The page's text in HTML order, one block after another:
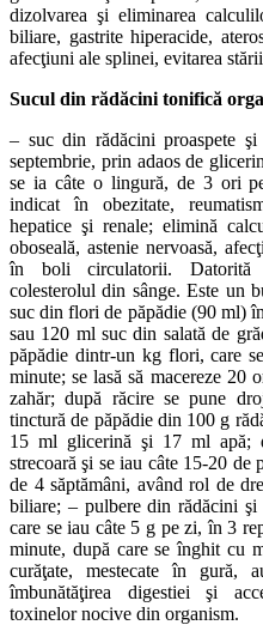
dizolvarea şi eliminarea
biliare, gastrite hiperacide,
afecţiuni ale splinei, evitarea
Sucul din rădăcini tonifică
– suc din rădăcini proaspete
septembrie, prin adaos de
se ia câte o lingură, de 3 ori
indicat în obezitate,
hepatice şi renale; elimină
oboseală, astenie nervoasă,
în boli circulatorii. Datorită
colesterolul din sânge. Este un
suc din flori de păpădie (90 ml)
sau 120 ml suc din salată de
păpădie dintr-un kg flori, care
minute; se lasă să macereze 20
zahăr; după răcire se pune
tinctură de păpădie din 100 g
15 ml glicerină şi 17 ml apă;
strecoară şi se iau câte 15-20
de 4 săptămâni, având rol de
biliare; – pulbere din rădăcini
care se iau câte 5 g pe zi, în 3
minute, după care se înghit cu
curăţate, mestecate în gură,
îmbunătăţirea digestiei şi
toxinelor nocive din organism.